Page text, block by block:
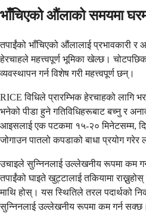
भाँचिएको औंलाको समयमा
तपाईंको भाँचिएको औंलालाई प्रभावकारी र
हेरचाहले महत्त्वपूर्ण भूमिका खेल्छ।
व्यवस्थापन गर्न विशेष गरी महत्त्वपूर्ण छन्।
RICE विधिले प्रारम्भिक हेरचाहको लागि
भनेको पीडा हुने गतिविधिहरूबाट बच्नु र
आइसलाई एक पटकमा १५-२० मिनेटसम्म,
जोगाउन पातलो कपडाको बाधा प्रयोग गरेर
उचाइले सुन्निनलाई उल्लेखनीय रूपमा कम गर्न
तपाईंको घाइते खुट्टालाई तकियामा
माथि होस्। यस स्थितिले तरल पदार्थको
सुन्निनलाई उल्लेखनीय रूपमा कम गर्न सक्छ।